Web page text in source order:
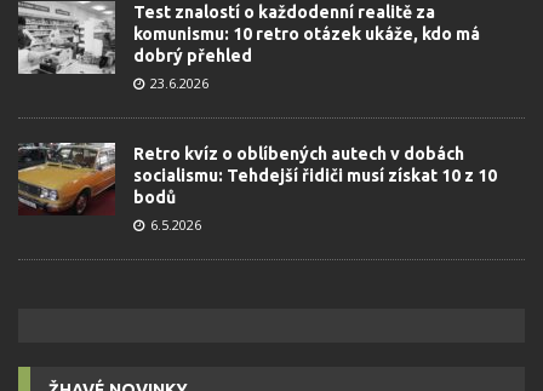
Test znalostí o každodenní realitě za
komunismu: 10 retro otázek ukáže, kdo má
dobrý přehled
23.6.2026
Retro kvíz o oblíbených autech v dobách
socialismu: Tehdejší řidiči musí získat 10 z 10
bodů
6.5.2026